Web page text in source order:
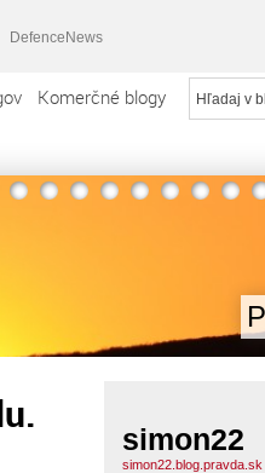
DefenceNews
Komerčné blogy
simon22
simon22.blog.pravda.sk